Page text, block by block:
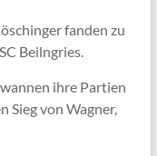
fanden zu
Beilngries.
ihre Partien
Sieg von Wagner,